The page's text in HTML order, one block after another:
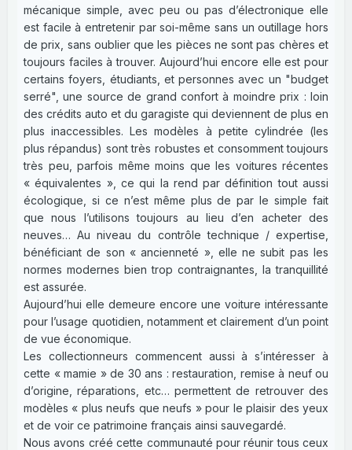
mécanique simple, avec peu ou pas d’électronique elle
est facile à entretenir par soi-même sans un outillage hors
de prix, sans oublier que les pièces ne sont pas chères et
toujours faciles à trouver. Aujourd’hui encore elle est pour
certains foyers, étudiants, et personnes avec un "budget
serré", une source de grand confort à moindre prix : loin
des crédits auto et du garagiste qui deviennent de plus en
plus inaccessibles. Les modèles à petite cylindrée (les
plus répandus) sont très robustes et consomment toujours
très peu, parfois même moins que les voitures récentes
« équivalentes », ce qui la rend par définition tout aussi
écologique, si ce n’est même plus de par le simple fait
que nous l’utilisons toujours au lieu d’en acheter des
neuves… Au niveau du contrôle technique / expertise,
bénéficiant de son « ancienneté », elle ne subit pas les
normes modernes bien trop contraignantes, la tranquillité
est assurée.
Aujourd’hui elle demeure encore une voiture intéressante
pour l’usage quotidien, notamment et clairement d’un point
de vue économique.
Les collectionneurs commencent aussi à s’intéresser à
cette « mamie » de 30 ans : restauration, remise à neuf ou
d’origine, réparations, etc… permettent de retrouver des
modèles « plus neufs que neufs » pour le plaisir des yeux
et de voir ce patrimoine français ainsi sauvegardé.
Nous avons créé cette communauté pour réunir tous ceux